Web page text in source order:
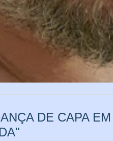
DE CAPA